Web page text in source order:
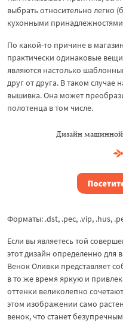
выбрать относительно легко
кухонными
По какой-то причине в
практически одинаковые
являются настолько
друг от друга. В таком
вышивка. Она может
полотенца в том числе.
Дизайн
Форматы: .dst, .pec, .vip, .hus,
Если вы являетесь той
этот дизайн определенно
Венок Оливки представляет
в то же время яркую и
оттенки великолепно
этом изображении само
венок, что станет